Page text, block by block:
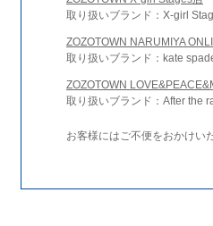
取り扱いブランド：X-girl
ZOZOTOWN NARUMIYA
取り扱いブランド：kate
ZOZOTOWN
取り扱いブランド：After the
お客様にはご不便をおかけい